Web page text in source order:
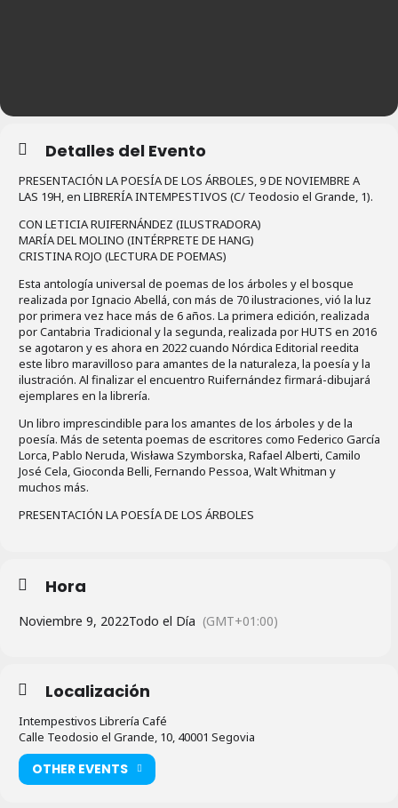
Detalles del Evento
PRESENTACIÓN LA POESÍA DE LOS ÁRBOLES, 9 DE NOVIEMBRE A
LAS 19H, en LIBRERÍA INTEMPESTIVOS (C/ Teodosio el Grande, 1).
CON LETICIA RUIFERNÁNDEZ (ILUSTRADORA)
MARÍA DEL MOLINO (INTÉRPRETE DE HANG)
CRISTINA ROJO (LECTURA DE POEMAS)
Esta antología universal de poemas de los árboles y el bosque
realizada por Ignacio Abellá, con más de 70 ilustraciones, vió la luz
por primera vez hace más de 6 años. La primera edición, realizada
por Cantabria Tradicional y la segunda, realizada por HUTS en 2016
se agotaron y es ahora en 2022 cuando Nórdica Editorial reedita
este libro maravilloso para amantes de la naturaleza, la poesía y la
ilustración. Al finalizar el encuentro Ruifernández firmará-dibujará
ejemplares en la librería.
Un libro imprescindible para los amantes de los árboles y de la
poesía. Más de setenta poemas de escritores como Federico García
Lorca, Pablo Neruda, Wisława Szymborska, Rafael Alberti, Camilo
José Cela, Gioconda Belli, Fernando Pessoa, Walt Whitman y
muchos más.
PRESENTACIÓN LA POESÍA DE LOS ÁRBOLES
Hora
Noviembre 9, 2022Todo el Día (GMT+01:00)
Localización
Intempestivos Librería Café
Calle Teodosio el Grande, 10, 40001 Segovia
OTHER EVENTS